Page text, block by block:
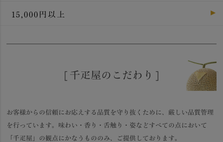
15,000円以上
[ 千疋屋のこだわり ]
お客様からの信頼にお応えする品質を守り抜くために、厳しい品質管理
を行っています。味わい・香り・舌触り・姿などすべての点において
「千疋屋」の観点にかなうもののみ、ご提供しております。